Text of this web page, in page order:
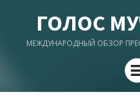
ГОЛОС
МЕЖДУНАРОДНЫЙ ОБЗОР